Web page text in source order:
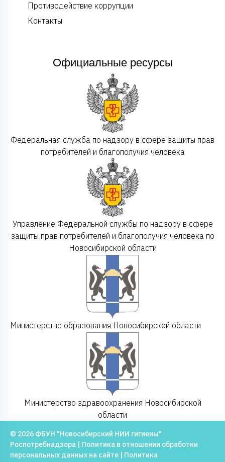
Противодействие коррупции
Контакты
Официальные ресурсы
Федеральная служба по надзору в сфере защиты прав
потребителей и благополучия человека
Управление Федеральной службы по надзору в сфере
защиты прав потребителей и благополучия человека по
Новосибирской области
Министерство образования Новосибирской области
Министерство здравоохранения Новосибирской
области
© 2026 ФБУН "Новосибирский НИИ гигиены"
Роспотребнадзора | Политика в отношении обработки
персональных данных на сайте | Политика